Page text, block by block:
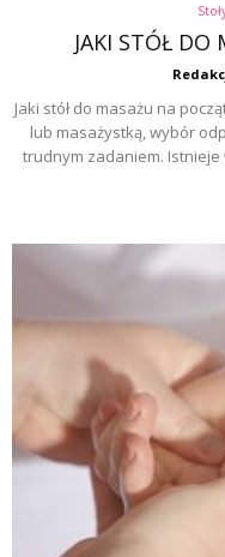
JAKI STÓŁ DO
Jaki stół do masażu na
lub masażystką, wybór
trudnym zadaniem.